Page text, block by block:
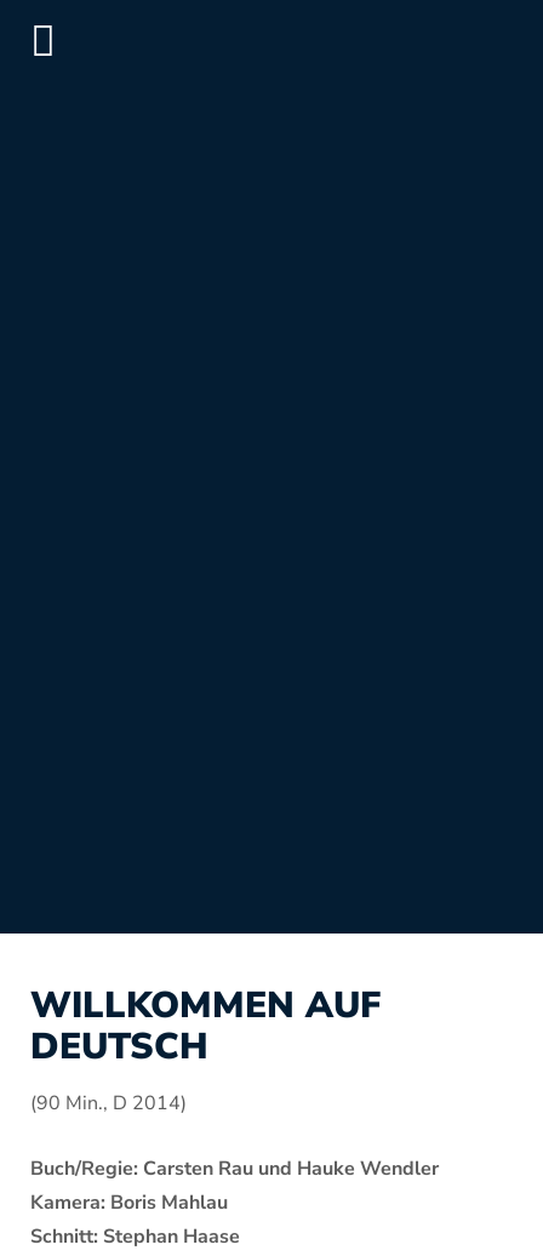
WILLKOMMEN AUF
DEUTSCH
(90 Min., D 2014)
Buch/Regie: Carsten Rau und Hauke Wendler
Kamera: Boris Mahlau
Schnitt: Stephan Haase